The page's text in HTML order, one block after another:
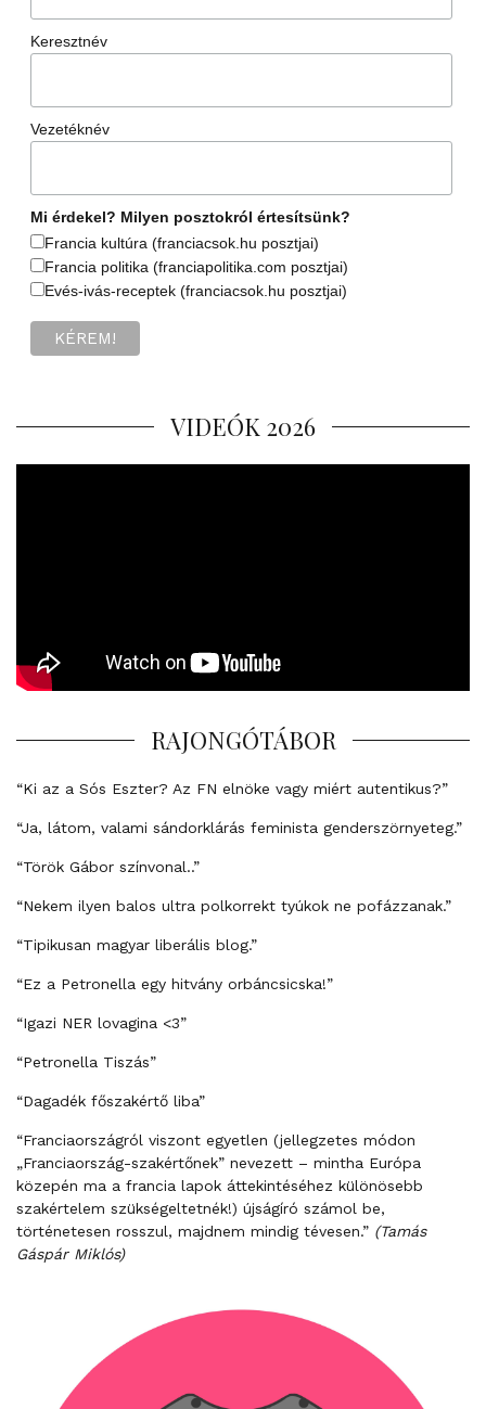
Keresztnév
Vezetéknév
Mi érdekel? Milyen posztokról értesítsünk?
Francia kultúra (franciacsok.hu posztjai)
Francia politika (franciapolitika.com posztjai)
Evés-ivás-receptek (franciacsok.hu posztjai)
VIDEÓK 2026
RAJONGÓTÁBOR
“Ki az a Sós Eszter? Az FN elnöke vagy miért autentikus?”
“Ja, látom, valami sándorklárás feminista genderszörnyeteg.”
“Török Gábor színvonal..”
“Nekem ilyen balos ultra polkorrekt tyúkok ne pofázzanak.”
“Tipikusan magyar liberális blog.”
“Ez a Petronella egy hitvány orbáncsicska!”
“Igazi NER lovagina <3”
“Petronella Tiszás”
“Dagadék főszakértő liba”
“Franciaországról viszont egyetlen (jellegzetes módon
„Franciaország-szakértőnek” nevezett – mintha Európa
közepén ma a francia lapok áttekintéséhez különösebb
szakértelem szükségeltetnék!) újságíró számol be,
történetesen rosszul, majdnem mindig tévesen.” (Tamás
Gáspár Miklós)